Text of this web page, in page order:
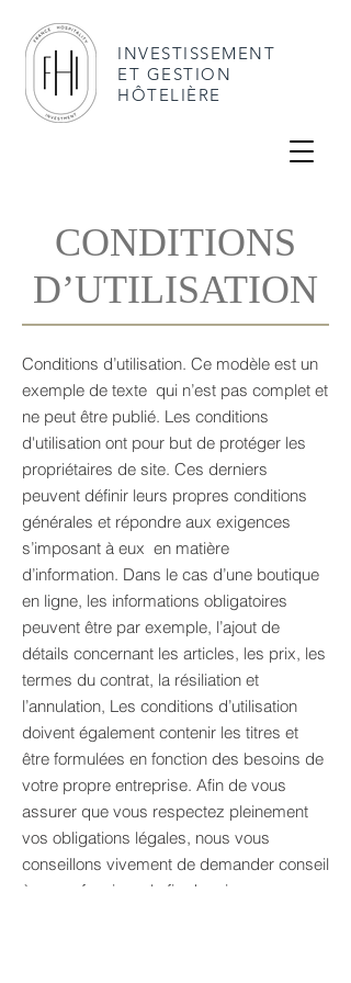
INVESTISSEMENT
ET GESTION
HÔTELIÈRE
CONDITIONS
D’UTILISATION
Conditions d’utilisation. Ce modèle est un
exemple de texte qui n’est pas complet et
ne peut être publié. Les conditions
d'utilisation ont pour but de protéger les
propriétaires de site. Ces derniers
peuvent définir leurs propres conditions
générales et répondre aux exigences
s’imposant à eux en matière
d’information. Dans le cas d’une boutique
en ligne, les informations obligatoires
peuvent être par exemple, l’ajout de
détails concernant les articles, les prix, les
termes du contrat, la résiliation et
l’annulation, Les conditions d’utilisation
doivent également contenir les titres et
être formulées en fonction des besoins de
votre propre entreprise. Afin de vous
assurer que vous respectez pleinement
vos obligations légales, nous vous
conseillons vivement de demander conseil
à un professionnel afin de mieux